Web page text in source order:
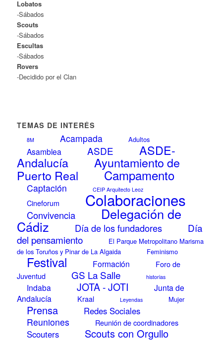
Lobatos
-Sábados
Scouts
-Sábados
Escultas
-Sábados
Rovers
-Decidido por el Clan
TEMAS DE INTERÉS
8M Acampada Adultos
Asamblea ASDE ASDE-
Andalucía Ayuntamiento de
Puerto Real Campamento
Captación CEIP Arquitecto Leoz
Cineforum Colaboraciones
Convivencia Delegación de
Cádiz Día de los fundadores
Día
del pensamiento
El Parque Metropolitano Marisma
de los Toruños y Pinar de La Algaida
Feminismo
Festival Formación
Foro de
Juventud
GS La Salle historias
Indaba JOTA - JOTI
Junta de
Andalucía
Kraal Leyendas Mujer
Prensa Redes Sociales
Reuniones Reunión de coordinadores
Scouters Scouts con Orgullo